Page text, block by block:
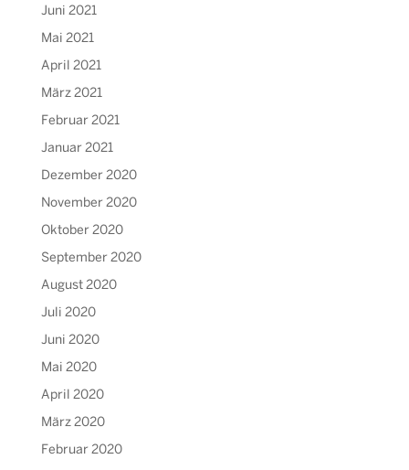
Juni 2021
Mai 2021
April 2021
März 2021
Februar 2021
Januar 2021
Dezember 2020
November 2020
Oktober 2020
September 2020
August 2020
Juli 2020
Juni 2020
Mai 2020
April 2020
März 2020
Februar 2020